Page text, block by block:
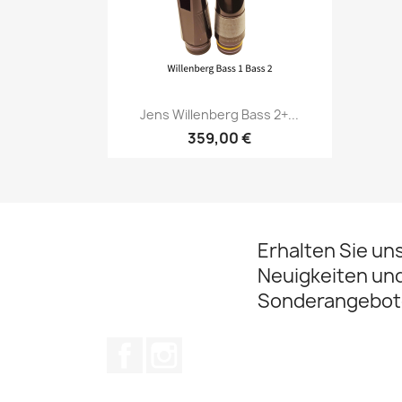
Vorschau
Jens Willenberg Bass 2+...
359,00 €
Erhalten Sie
Neuigkeiten